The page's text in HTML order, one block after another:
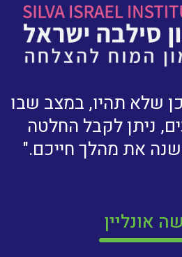
שלא תהיו, במצב שבו
ניתן לקבל החלטה
את מהלך חייכם."
אונליין